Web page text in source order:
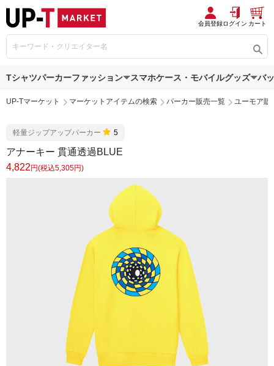
会員登録ログイン カート
Tシャツパーカーファッション スマホケース・モバイルグッズ バ
UP-Tマーケット マーケットアイテムの検索 パーカー販売一覧 ユーモア販
軽量ジップアップパーカー 5
アナーキー 貫通透過BLUE
4,822 円(税込5,305円)